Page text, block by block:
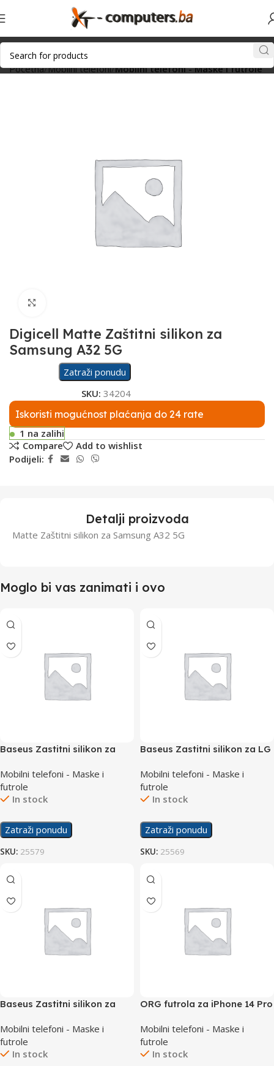
Početna Mobilni telefoni Mobilni telefoni - Maske i futrole
Digicell Matte Zaštitni silikon za
Samsung A32 5G
Zatraži ponudu
SKU: 34204
Iskoristi mogućnost plaćanja do 24 rate
1 na zalihi
Compare
Add to wishlist
Podijeli:
Detalji proizvoda
Matte Zaštitni silikon za Samsung A32 5G
Moglo bi vas zanimati i ovo
Baseus Zastitni silikon za
Mobilni telefoni - Maske i
futrole
In stock
Zatraži ponudu
SKU: 25579
Baseus Zastitni silikon za LG
Mobilni telefoni - Maske i
futrole
In stock
Zatraži ponudu
SKU: 25569
Baseus Zastitni silikon za
Mobilni telefoni - Maske i
futrole
In stock
ORG futrola za iPhone 14 Pro
Mobilni telefoni - Maske i
futrole
In stock